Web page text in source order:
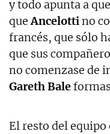
y todo apunta a
queAncelottino
francés, que sólo
que sus
no comenzase de
Gareth Bale
El resto del equipo